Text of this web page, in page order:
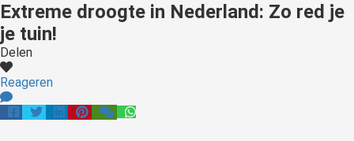
Extreme droogte in Nederland: Zo red je
je tuin!
Delen
Reageren